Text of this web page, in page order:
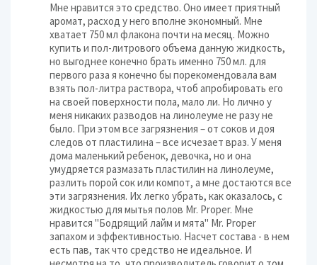
Мне нравится это средство. Оно имеет приятный
аромат, расход у него вполне экономный. Мне
хватает 750 мл флакона почти на месяц. Можно
купить и пол-литрового объема данную жидкость,
но выгоднее конечно брать именно 750 мл. для
первого раза я конечно бы порекомендовала вам
взять пол-литра раствора, чтоб апробировать его
на своей поверхности пола, мало ли. Но лично у
меня никаких разводов на линолеуме не разу не
было. При этом все загрязнения – от соков и доя
следов от пластилина – все исчезает враз. У меня
дома маленький ребенок, девочка, но и она
умудряется размазать пластилин на линолеуме,
разлить порой сок или компот, а мне достаются все
эти загрязнения. Их легко убрать, как оказалось, с
жидкостью для мытья полов Mr. Proper. Мне
нравится "Бодрящий лайм и мята" Mr. Proper
запахом и эффективностью. Насчет состава - в нем
есть пав, так что средство не идеальное. И